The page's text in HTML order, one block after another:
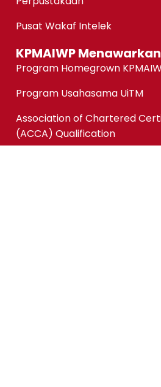
Pusat Wakaf Intelek
KPMAIWP Menawarkan
Program Homegrown
Program Usahasama UiTM
Association of Chartered
(ACCA) Qualification